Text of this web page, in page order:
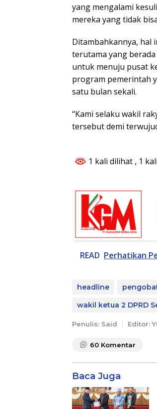
yang mengalami
mereka yang tidak
Ditambahkannya, hal
terutama yang
untuk menuju pusat
program pemerintah
satu bulan sekali.
“Kami selaku wakil
tersebut demi
1 kali dilihat , 1
READ Perhatikan
headline
wakil ketua 2 DPRD
Penulis: Said Editor:
60 Komentar
Baca Juga